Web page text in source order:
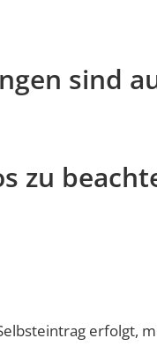
sind
zu
erfolgt,